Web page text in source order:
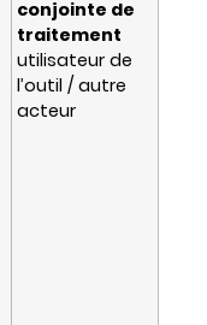
conjointe de
traitement
utilisateur de
l’outil / autre
acteur